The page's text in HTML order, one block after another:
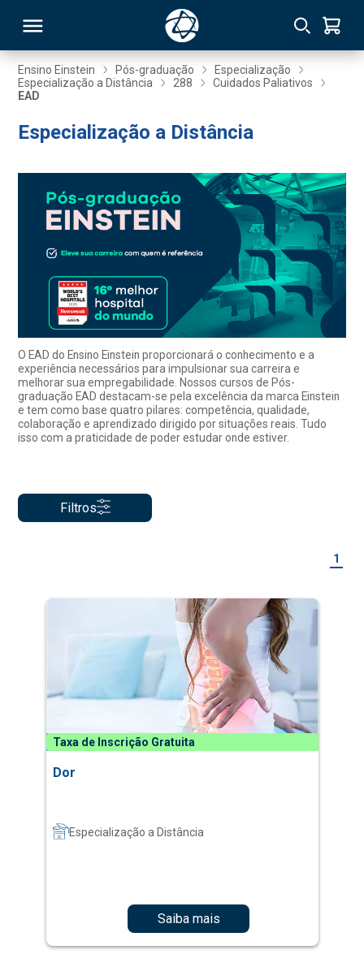
Ensino Einstein Pós-graduação
Especialização
Especialização a Distância
288
Cuidados Paliativos
EAD
Especialização a Distância
O EAD do Ensino Einstein proporcionará o conhecimento e a
experiência necessários para impulsionar sua carreira e
melhorar sua empregabilidade. Nossos cursos de Pós-
graduação EAD destacam-se pela excelência da marca Einstein
e tem como base quatro pilares: competência, qualidade,
colaboração e aprendizado dirigido por situações reais. Tudo
isso com a praticidade de poder estudar onde estiver.
Filtros
1
Taxa de Inscrição Gratuita
Dor
Especialização a Distância
Saiba mais